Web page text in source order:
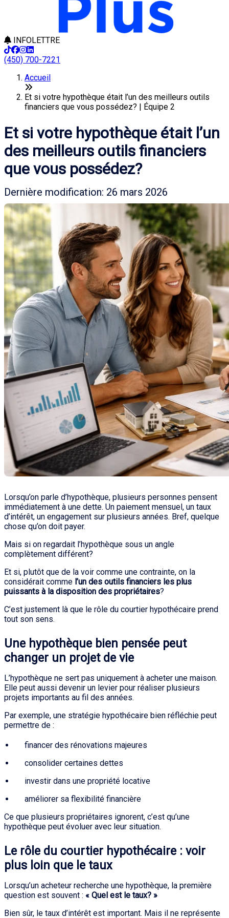
INFOLETTRE
(450) 700-7221
Accueil
Et si votre hypothèque était l’un des meilleurs outils
financiers que vous possédez? | Équipe 2
Et si votre hypothèque était l’un
des meilleurs outils financiers
que vous possédez?
Dernière modification: 26 mars 2026
Lorsqu’on parle d’hypothèque, plusieurs personnes pensent
immédiatement à une dette. Un paiement mensuel, un taux
d’intérêt, un engagement sur plusieurs années. Bref, quelque
chose qu’on doit payer.
Mais si on regardait l’hypothèque sous un angle
complètement différent?
Et si, plutôt que de la voir comme une contrainte, on la
considérait comme l’un des outils financiers les plus
puissants à la disposition des propriétaires?
C’est justement là que le rôle du courtier hypothécaire prend
tout son sens.
Une hypothèque bien pensée peut
changer un projet de vie
L’hypothèque ne sert pas uniquement à acheter une maison.
Elle peut aussi devenir un levier pour réaliser plusieurs
projets importants au fil des années.
Par exemple, une stratégie hypothécaire bien réfléchie peut
permettre de :
financer des rénovations majeures
consolider certaines dettes
investir dans une propriété locative
améliorer sa flexibilité financière
Ce que plusieurs propriétaires ignorent, c’est qu’une
hypothèque peut évoluer avec leur situation.
Le rôle du courtier hypothécaire : voir
plus loin que le taux
Lorsqu’un acheteur recherche une hypothèque, la première
question est souvent : « Quel est le taux? »
Bien sûr, le taux d’intérêt est important. Mais il ne représente